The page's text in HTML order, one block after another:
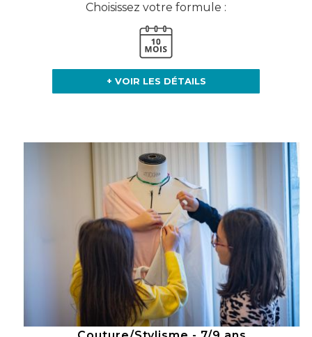
Choisissez votre formule :
+ VOIR LES DÉTAILS